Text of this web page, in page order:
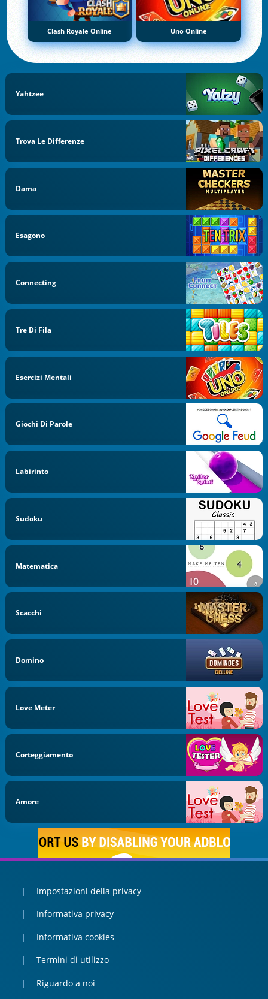
Clash Royale Online Uno Online
Yahtzee
Trova Le Differenze
Dama
Esagono
Connecting
Tre Di Fila
Esercizi Mentali
Giochi Di Parole
Labirinto
Sudoku
Matematica
Scacchi
Domino
Love Meter
Corteggiamento
Amore
Impostazioni della privacy
Informativa privacy
Informativa cookies
Termini di utilizzo
Riguardo a noi